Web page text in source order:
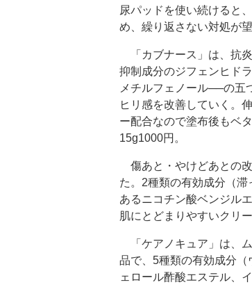
尿パッドを使い続けると
め、繰り返さない対処が望
「カブナース」は、抗
抑制成分のジフェンヒド
メチルフェノール──の五
ヒリ感を改善していく。
ー配合なので塗布後もベ
15g1000円。
傷あと・やけどあとの
た。2種類の有効成分（
あるニコチン酸ベンジル
肌にとどまりやすいクリ
「ケアノキュア」は、
品で、5種類の有効成分
ェロール酢酸エステル、